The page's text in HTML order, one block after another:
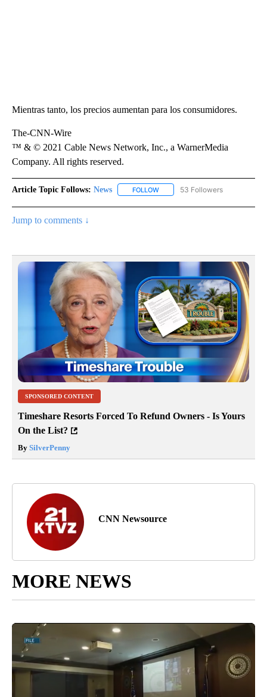
Mientras tanto, los precios aumentan para los consumidores.
The-CNN-Wire
™ & © 2021 Cable News Network, Inc., a WarnerMedia
Company. All rights reserved.
Article Topic Follows: News FOLLOW FOLLOW "NEWS" TO RECEIVE
53 Followers
Jump to comments ↓
SPONSORED CONTENT
Timeshare Resorts Forced To Refund Owners - Is Yours
On the List?
By SilverPenny
CNN Newsource
MORE NEWS